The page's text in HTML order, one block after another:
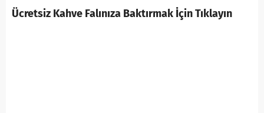
Ücretsiz Kahve Falınıza Baktırmak İçin Tıklayın